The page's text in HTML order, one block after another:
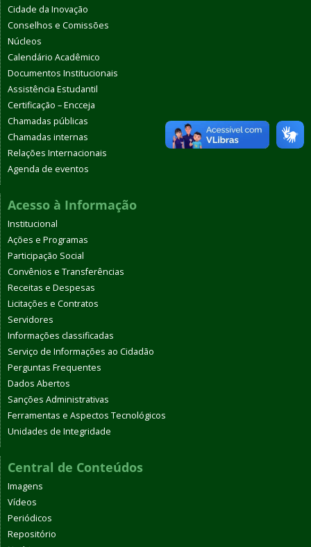
Cidade da Inovação
Conselhos e Comissões
Núcleos
Calendário Acadêmico
Documentos Institucionais
Assistência Estudantil
Certificação – Encceja
Chamadas públicas
Chamadas internas
Relações Internacionais
Agenda de eventos
Acesso à Informação
Institucional
Ações e Programas
Participação Social
Convênios e Transferências
Receitas e Despesas
Licitações e Contratos
Servidores
Informações classificadas
Serviço de Informações ao Cidadão
Perguntas Frequentes
Dados Abertos
Sanções Administrativas
Ferramentas e Aspectos Tecnológicos
Unidades de Integridade
Central de Conteúdos
Imagens
Vídeos
Periódicos
Repositório